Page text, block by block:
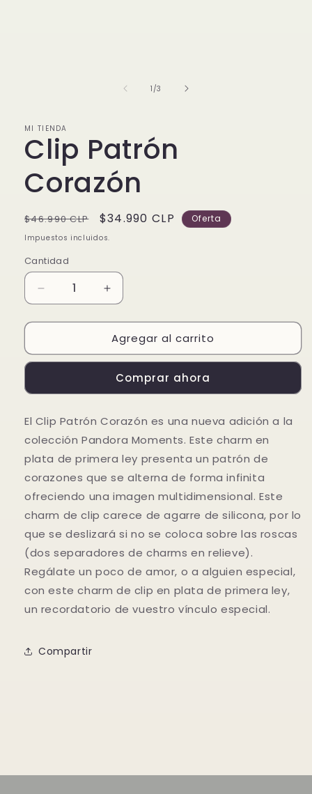
1 /de
3
MI TIENDA
Clip Patrón
Corazón
Precio
habitual
$46.990 CLP
Precio
de
$34.990 CLP Oferta
Impuestos incluidos.
Cantidad
Reducir
cantidad
para
Patrón
Aumentar
cantidad
para
Clip
Patrón
Agregar al carrito
Comprar ahora
El Clip Patrón Corazón es una nueva adición a la
colección Pandora Moments. Este charm en
plata de primera ley presenta un patrón de
corazones que se alterna de forma infinita
ofreciendo una imagen multidimensional. Este
charm de clip carece de agarre de silicona, por lo
que se deslizará si no se coloca sobre las roscas
(dos separadores de charms en relieve).
Regálate un poco de amor, o a alguien especial,
con este charm de clip en plata de primera ley,
un recordatorio de vuestro vínculo especial.
Compartir